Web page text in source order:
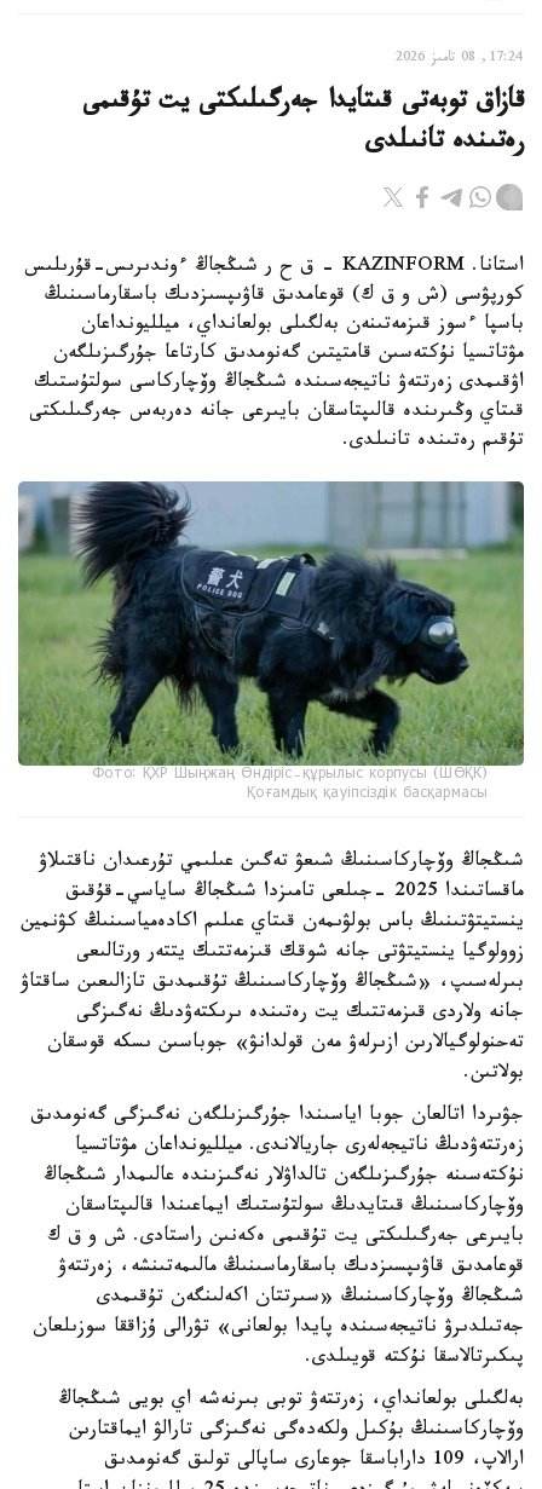
17:24, 08 تامىز 2026
قازاق توبەتى قىتايدا جەرگىلىكتى يت تۇقىمى
رەتىندە تانىلدى
استانا. KAZINFORM – ق ح ر شىڭجاڭ ءوندىرىس-قۇرىلىس
كورپۋسى (ش و ق ك) قوعامدىق قاۋىپسىزدىك باسقارماسىنىڭ
باسپا ءسوز قىزمەتىنەن بەلگىلى بولعانداي، ميلليونداعان
مۋتاتسيا نۇكتەسىن قامتيتىن گەنومدىق كارتاعا جۇرگىزىلگەن
اۋقىمدى زەرتتەۋ ناتيجەسىندە شىڭجاڭ وۆچاركاسى سولتۇستىك
قىتاي وڭىرىندە قالىپتاسقان بايىرعى جانە دەربەس جەرگىلىكتى
تۇقىم رەتىندە تانىلدى.
Фото: ҚХР Шыңжаң Өндіріс-құрылыс корпусы (ШӨҚК)
Қоғамдық қауіпсіздік басқармасы
شىڭجاڭ وۆچاركاسىنىڭ شىعۋ تەگىن عىلىمي تۇرعىدان ناقتىلاۋ
ماقساتىندا 2025 -جىلعى تامىزدا شىڭجاڭ ساياسي-قۇقىق
ينستيتۋتىنىڭ باس بولۋىمەن قىتاي عىلىم اكادەمياسىنىڭ كۋنمين
زوولوگيا ينستيتۋتى جانە شوقك قىزمەتتىك يتتەر ورتالىعى
بىرلەسىپ، «شىڭجاڭ وۆچاركاسىنىڭ تۇقىمدىق تازالىعىن ساقتاۋ
جانە ولاردى قىزمەتتىك يت رەتىندە ىرىكتەۋدىڭ نەگىزگى
تەحنولوگيالارىن ازىرلەۋ مەن قولدانۋ» جوباسىن ىسكە قوسقان
بولاتىن.
جۋىردا اتالعان جوبا اياسىندا جۇرگىزىلگەن نەگىزگى گەنومدىق
زەرتتەۋدىڭ ناتيجەلەرى جاريالاندى. ميلليونداعان مۋتاتسيا
نۇكتەسىنە جۇرگىزىلگەن تالداۋلار نەگىزىندە عالىمدار شىڭجاڭ
وۆچاركاسىنىڭ قىتايدىڭ سولتۇستىك ايماعىندا قالىپتاسقان
بايىرعى جەرگىلىكتى يت تۇقىمى ەكەنىن راستادى. ش و ق ك
قوعامدىق قاۋىپسىزدىك باسقارماسىنىڭ مالىمەتىنشە، زەرتتەۋ
شىڭجاڭ وۆچاركاسىنىڭ «سىرتتان اكەلىنگەن تۇقىمدى
جەتىلدىرۋ ناتيجەسىندە پايدا بولعانى» تۋرالى ۇزاققا سوزىلعان
پىكىرتالاسقا نۇكتە قويىلدى.
بەلگىلى بولعانداي، زەرتتەۋ توبى بىرنەشە اي بويى شىڭجاڭ
وۆچاركاسىنىڭ بۇكىل ولكەدەگى نەگىزگى تارالۋ ايماقتارىن
ارالاپ، 109 داراباسقا جوعارى ساپالى تولىق گەنومدىق